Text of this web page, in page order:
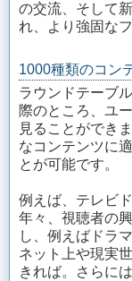
の交流、そして
れ、より強固な
1000種類のコン
ラウンドテーブ
際のところ、ユ
見ることができ
なコンテンツに
とが可能です。
例えば、テレビ
年々、視聴者の
し、例えばドラ
ネット上や現実
きれば。さらに